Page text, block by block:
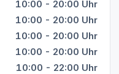
10:00 - 20:00 Uhr
10:00 - 20:00 Uhr
10:00 - 20:00 Uhr
10:00 - 20:00 Uhr
10:00 - 22:00 Uhr